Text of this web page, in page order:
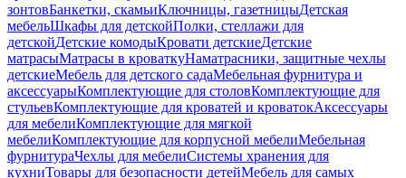
зонтовБанкетки, скамьиКлючницы, газетницыДетская
мебельШкафы для детскойПолки, стеллажи для
детскойДетские комодыКровати детскиеДетские
матрасыМатрасы в кроваткуНаматрасники, защитные чехлы
детскиеМебель для детского садаМебельная фурнитура и
аксессуарыКомплектующие для столовКомплектующие для
стульевКомплектующие для кроватей и кроватокАксессуары
для мебелиКомплектующие для мягкой
мебелиКомплектующие для корпусной мебелиМебельная
фурнитураЧехлы для мебелиСистемы хранения для
кухниТовары для безопасности детейМебель для самых